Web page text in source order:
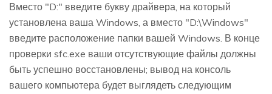
Вместо "D:" введите букву драйвера, на который
установлена ваша Windows, а вместо "D:\Windows"
введите расположение папки вашей Windows. В конце
проверки sfc.exe ваши отсутствующие файлы должны
быть успешно восстановлены; вывод на консоль
вашего компьютера будет выглядеть следующим